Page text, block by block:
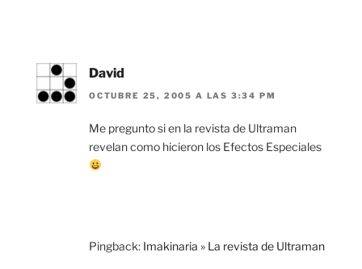
David
OCTUBRE 25, 2005 A LAS 3:34 PM
Me pregunto si en la revista de Ultraman
revelan como hicieron los Efectos Especiales
Pingback: Imakinaria » La revista de Ultraman